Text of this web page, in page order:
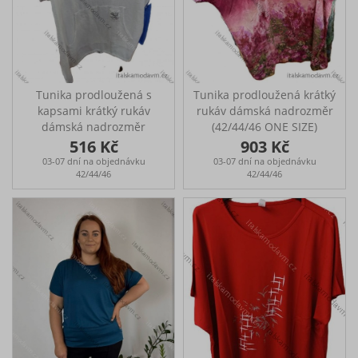
cm a míry 109-85-115
(prsa-pas-boky)
Tunika prodloužená s
kapsami krátký rukáv
dámská nadrozměr
(42/44/46 ONE SIZE)
ITALSKÁ MÓDA
IMSM25059
516 Kč
03-07 dní na objednávku
42/44/46
Tunika prodloužená krátký
rukáv dámská nadrozměr
(42/44/46 ONE SIZE)
ITALSKÁ MÓDA
IMSM25063
903 Kč
03-07 dní na objednávku
42/44/46